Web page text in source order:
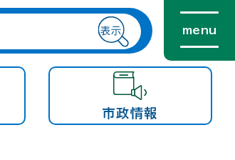
menu
市政情報